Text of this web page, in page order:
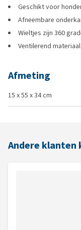
Geschikt voor
Afneembare
Wieltjes zijn 360
Ventilerend materiaal
Afmeting
15 x 55 x 34 cm
Andere klanten